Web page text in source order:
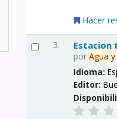
Hacer
3. Estacion
porAgua y
Idioma:
Editor: